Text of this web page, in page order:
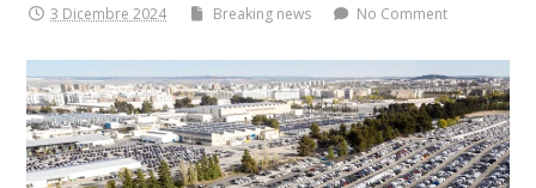
3 Dicembre 2024 Breaking news No Comment